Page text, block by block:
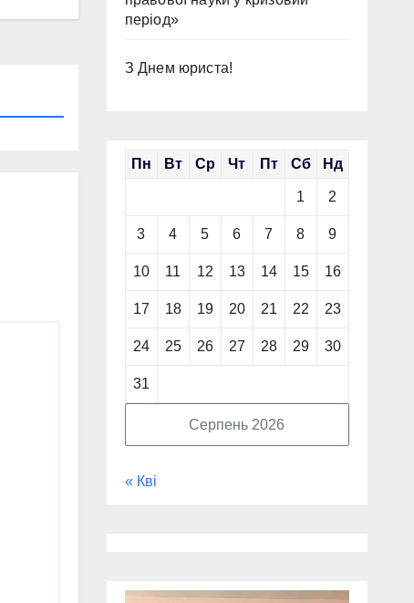
період»
З Днем юриста!
Серпень 2026
Пн Вт Ср Чт Пт Сб Нд
1 2
3 4 5 6 7 8 9
10 11 12 13 14 15 16
17 18 19 20 21 22 23
24 25 26 27 28 29 30
31
« Кві